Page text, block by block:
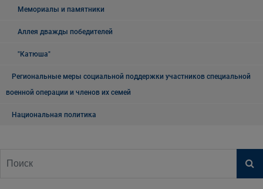
Мемориалы и памятники
Аллея дважды победителей
"Катюша"
Региональные меры социальной поддержки участников специальной
военной операции и членов их семей
Национальная политика